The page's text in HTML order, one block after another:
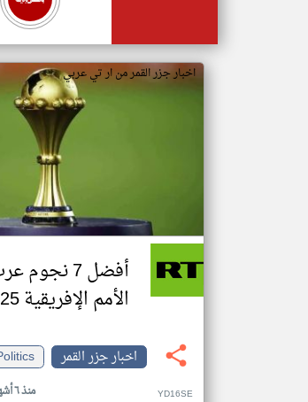
اخبار جزر القمر من ار تي عربي
أفضل 7
الأمم الإفريقية 2025
اخبار جزر القمر
منذ ٦ أشهر YD16SE